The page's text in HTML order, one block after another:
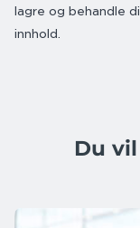
lagre og behandle
innhold.
Du